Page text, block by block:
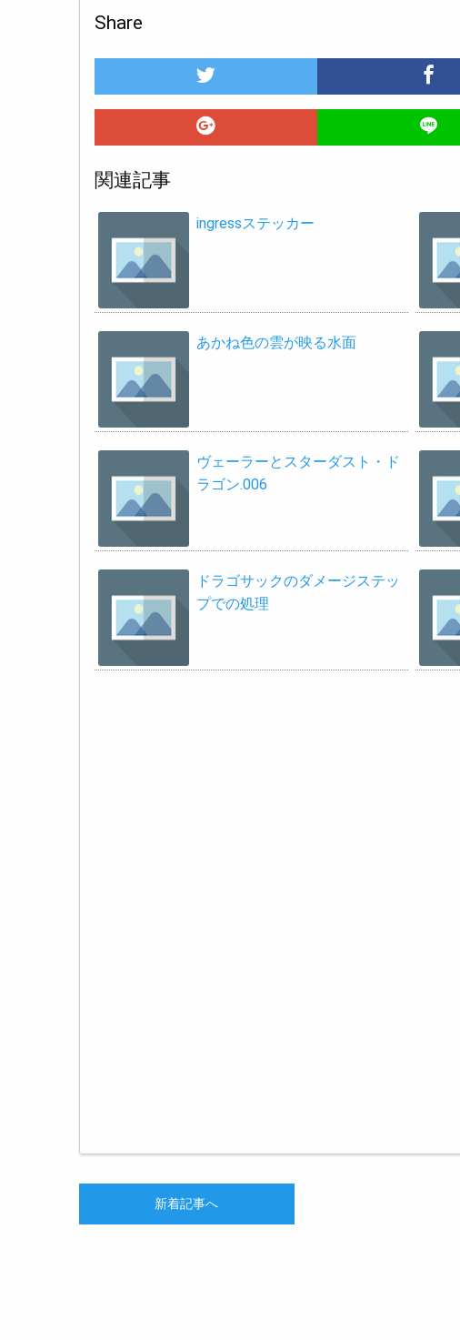
Share
関連記事
ingressステッカー
あかね色の雲が映る水面
ヴェーラーとスターダスト・ド
ラゴン.006
ドラゴサックのダメージステッ
プでの処理
新着記事へ